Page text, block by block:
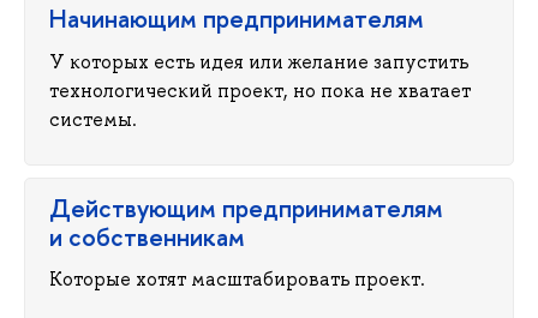
Начинающим предпринимателям
У которых есть идея или желание запустить
технологический проект, но пока не хватает
системы.
Действующим предпринимателям
и собственникам
Которые хотят масштабировать проект.